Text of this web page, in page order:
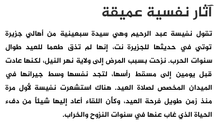
آثار نفسية عميقة
تقول نفيسة عبد الرحيم وهي سيدة سبعينية من أهالي جزيرة
توتي في حديثها للجزيرة نت، إنها لم تذق طعما للعيد طوال
سنوات الحرب. نزحت بسبب المرض إلى ولاية نهر النيل، لكنها عادت
قبل يومين إلى مسقط رأسها، لتجد نفسها وسط جيرانها في
الميدان المخصص لصلاة العيد. هناك استشعرت نفيسة لأول مرة
منذ زمن طويل فرحة العيد، وكأن اللقاء أعاد إليها شيئاً من دفء
الحياة الذي غاب عنها في سنوات النزوح والخراب.